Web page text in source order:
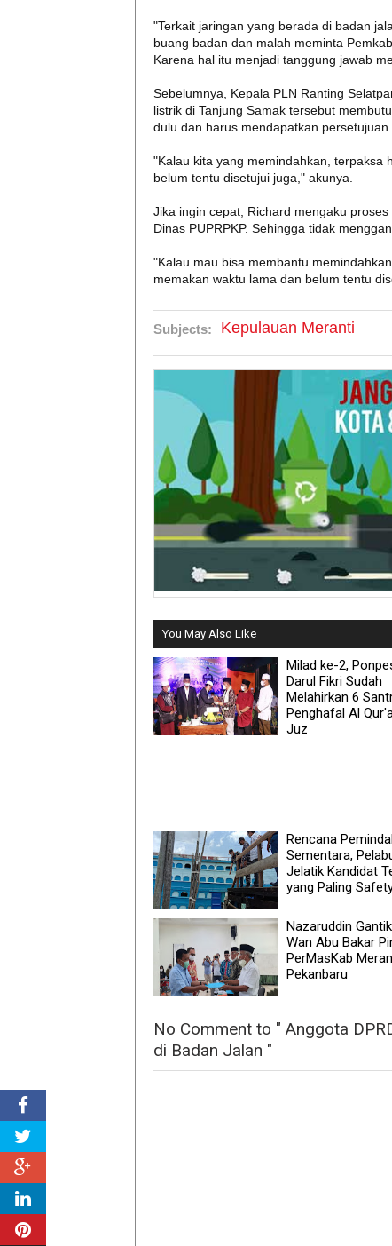
"Terkait jaringan yang berada di badan
buang badan dan malah meminta
Karena hal itu menjadi tanggung jawab
Sebelumnya, Kepala PLN Ranting
listrik di Tanjung Samak tersebut
dulu dan harus mendapatkan persetujuan
"Kalau kita yang memindahkan, terpaksa
belum tentu disetujui juga," akunya.
Jika ingin cepat, Richard mengaku
Dinas PUPRPKP. Sehingga tidak
"Kalau mau bisa membantu
memakan waktu lama dan belum tentu
Subjects: Kepulauan Meranti
You May Also Like
Milad ke-2,
Darul Fikri Sudah
Melahirkan 6
Penghafal Al
Juz
Rencana
Sementara,
Jelatik Kandidat
yang Paling
Nazaruddin
Wan Abu Bakar
PerMasKab
Pekanbaru
No Comment to " Anggota
di Badan Jalan "